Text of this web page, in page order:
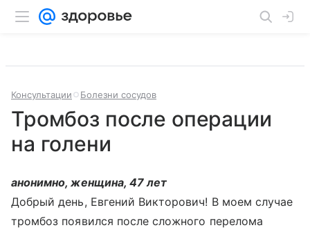
Консультации Болезни сосудов
Тромбоз после операции
на голени
анонимно, женщина, 47 лет
Добрый день, Евгений Викторович! В моем случае
тромбоз появился после сложного перелома